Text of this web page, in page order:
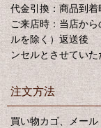
代金引換：商品到着
ご来店時：当店か
ルを除く）返送後
ンセルとさせていた
注文方法
買い物カゴ、メー